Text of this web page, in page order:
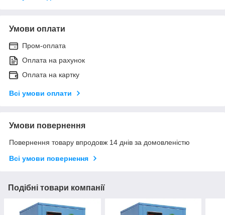
Умови оплати
Пром-оплата
Оплата на рахунок
Оплата на картку
Всі умови оплати
Умови повернення
Повернення товару впродовж 14 днів за домовленістю
Всі умови повернення
Подібні товари компанії